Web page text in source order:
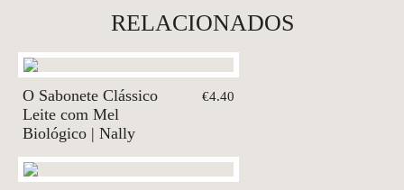
RELACIONADOS
O Sabonete Clássico
Leite com Mel
Biológico | Nally
€4.40